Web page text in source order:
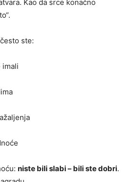
Kao da srce konačno
ste:
imali
niste bili slabi – bili ste dobri.